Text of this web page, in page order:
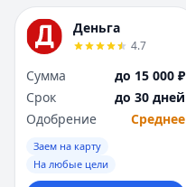
Деньга
4.7
Сумма
до 15 000 ₽
Срок
до 30 дней
Одобрение
Среднее
Заем на карту
На любые цели